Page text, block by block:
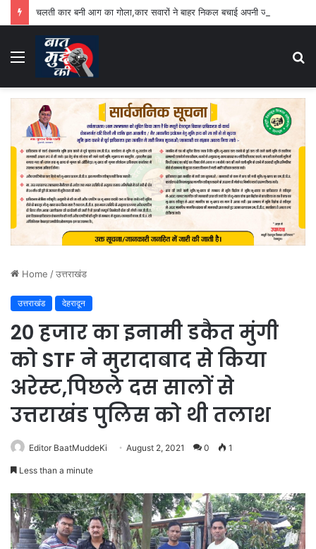
चलती कार बनी आग का गोला,कार सवारों ने बाहर निकल बचाई अपनी जान
Menu
Home /उत्तराखंड
उत्तराखंड देहरादून
20 हजार का इनामी डकैत मुंगी
को STF ने मुरादाबाद से किया
अरेस्ट,पिछले दस सालों से
उत्तराखंड पुलिस को थी तलाश
Editor BaatMuddeKi August 2, 2021 0 1
Less than a minute